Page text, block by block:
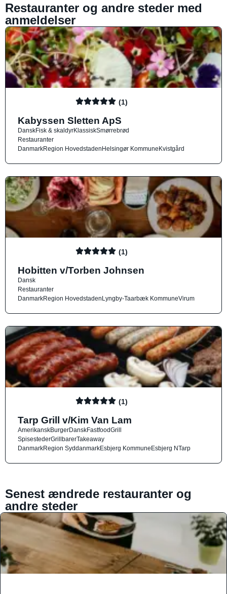
Restauranter og andre steder med
anmeldelser
(1)
Kabyssen Sletten ApS
DanskFisk & skaldyrKlassiskSmørrebrød
Restauranter
DanmarkRegion HovedstadenHelsingør KommuneKvistgård
(1)
Hobitten v/Torben Johnsen
Dansk
Restauranter
DanmarkRegion HovedstadenLyngby-Taarbæk KommuneVirum
(1)
Tarp Grill v/Kim Van Lam
AmerikanskBurgerDanskFastfoodGrill
SpisestederGrillbarerTakeaway
DanmarkRegion SyddanmarkEsbjerg KommuneEsbjerg NTarp
Senest ændrede restauranter og
andre steder